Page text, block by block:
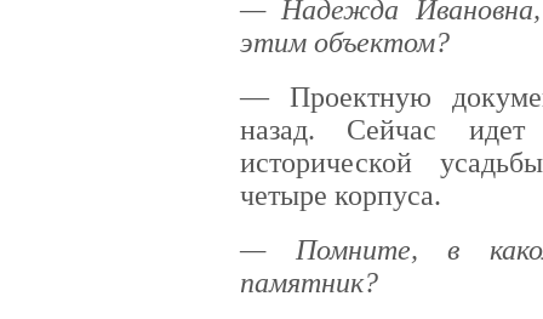
— Надежда
этим объектом?
— Проектную
назад. Сейчас идет
исторической
четыре корпуса.
— Помните, в
памятник?